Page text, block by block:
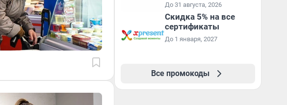
До 31 августа, 2026
Скидка 5% на все
сертификаты
До 1 января, 2027
Все промокоды